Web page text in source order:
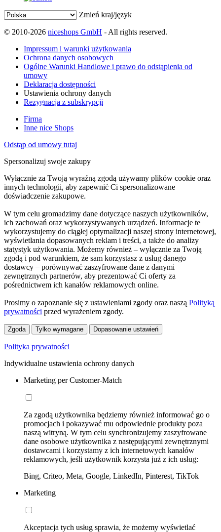
Zmień kraj/język
© 2010-2026 niceshops GmbH - All rights reserved.
Impressum i warunki użytkowania
Ochrona danych osobowych
Ogólne Warunki Handlowe i prawo do odstąpienia od
umowy
Deklaracja dostępności
Ustawienia ochrony danych
Rezygnacja z subskrypcji
Firma
Inne nice Shops
Odstąp od umowy tutaj
Spersonalizuj swoje zakupy
Wyłącznie za Twoją wyraźną zgodą używamy plików cookie oraz
innych technologii, aby zapewnić Ci spersonalizowane
doświadczenie zakupowe.
W tym celu gromadzimy dane dotyczące naszych użytkowników,
ich zachowań oraz wykorzystywanych urządzeń. Informacje te
wykorzystujemy do ciągłej optymalizacji naszej strony internetowej,
wyświetlania dopasowanych reklam i treści, a także do analizy
statystyk użytkowania. Możemy również – wyłącznie za Twoją
zgodą i pod warunkiem, że sam korzystasz z usług danego
dostawcy – porównywać zaszyfrowane dane z danymi
zewnętrznych partnerów, aby prezentować Ci oferty za
pośrednictwem ich kanałów reklamowych online.
Prosimy o zapoznanie się z ustawieniami zgody oraz naszą Polityką
prywatności przed wyrażeniem zgody.
Zgoda Tylko wymagane Dopasowanie ustawień
Polityka prywatności
Indywidualne ustawienia ochrony danych
Marketing per Customer-Match
Za zgodą użytkownika będziemy również informować go o
promocjach i pokazywać mu odpowiednie produkty poza
naszą witryną. W tym celu synchronizujemy zaszyfrowane
dane osobowe użytkownika z następującymi zewnętrznymi
dostawcami i korzystamy z ich internetowych kanałów
reklamowych, jeśli użytkownik korzysta już z ich usług:
Bing, Criteo, Meta, Google, LinkedIn, Pinterest, TikTok
Marketing
Akceptacja tych usług sprawia, że możemy wyświetlać